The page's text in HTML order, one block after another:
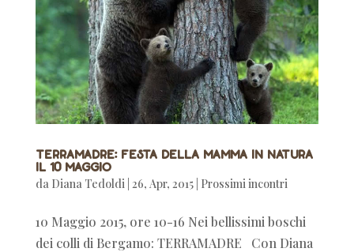
TERRAMADRE: festa della mamma in natura
il 10 Maggio
da Diana Tedoldi| 26, Apr, 2015| Prossimi incontri
10 Maggio 2015, ore 10-16 Nei bellissimi boschi
dei colli di Bergamo: TERRAMADRE Con Diana